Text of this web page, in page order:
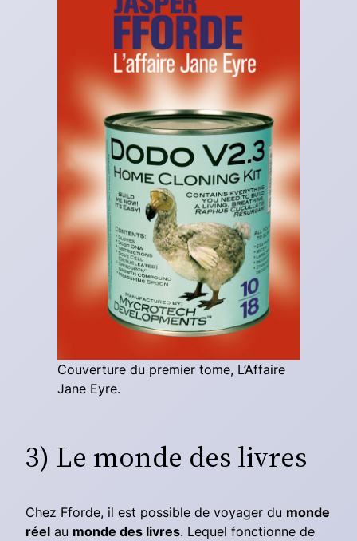
Couverture du premier tome, L’Affaire
Jane Eyre.
3) Le monde des livres
Chez Fforde, il est possible de voyager du monde
réel au monde des livres. Lequel fonctionne de